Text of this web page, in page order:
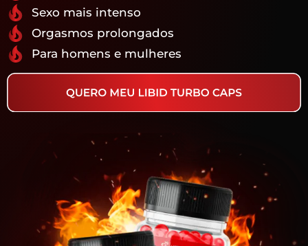
Sexo mais intenso
Orgasmos prolongados
Para homens e mulheres